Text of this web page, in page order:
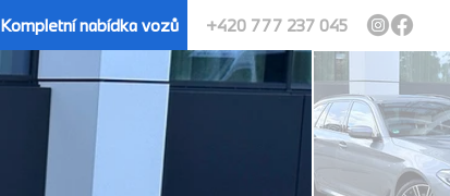
Kompletní nabídka vozů +420 777 237 045